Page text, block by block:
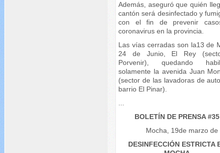
Además, aseguró que quién
cantón será desinfectado y
con el fin de prevenir
coronavirus en la provincia.
Las vías cerradas son la13 de
24 de Junio, El Rey
Porvenir), quedando
solamente la avenida Juan
(sector de las lavadoras de
barrio El Pinar).
BOLETÍN DE PRENSA #35
Mocha, 19de marzo de
DESINFECCIÓN ESTRICTA